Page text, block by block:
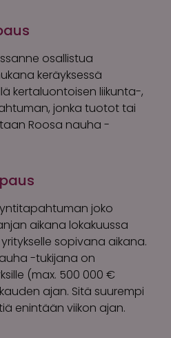
osallistua
keräyksessä
kertaluontoisen liikunta-,
jonka tuotot tai
Roosa nauha -
joko
aikana lokakuussa
yritykselle sopivana aikana.
-tukijana on
(max. 500 000 €
ajan. Sitä suurempi
enintään viikon ajan.